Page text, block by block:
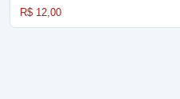
R$ 12,00